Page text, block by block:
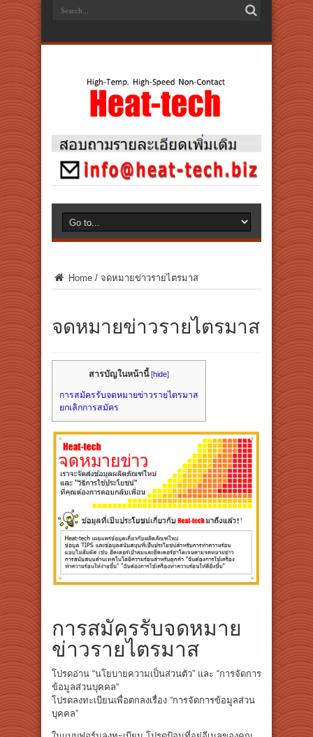
Home / จดหมายข่าวรายไตรมาส
จดหมายข่าวรายไตรมาส
สารบัญในหน้านี้ [hide]
การสมัครรับจดหมายข่าวรายไตรมาส
ยกเลิกการสมัคร
การสมัครรับจดหมาย
ข่าวรายไตรมาส
โปรดอ่าน “นโยบายความเป็นส่วนตัว” และ “การจัดการ
ข้อมูลส่วนบุคคล“
โปรดลงทะเบียนเพื่อตกลงเรื่อง “การจัดการข้อมูลส่วน
บุคคล”